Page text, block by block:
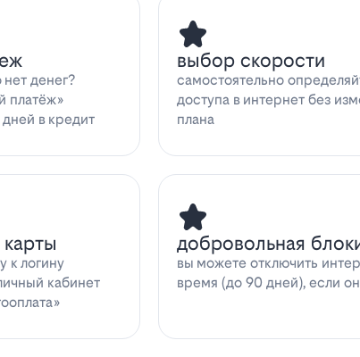
нет денег?
платёж»
в кредит
выбор скорости
самостоятельно
доступа в интернет без
плана
к логину
кабинет
добровольная
вы можете отключить
время (до 90 дней), если